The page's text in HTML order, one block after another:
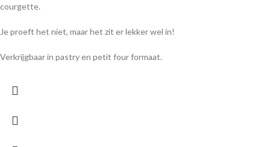
courgette.
Je proeft het niet, maar het zit er lekker wel in!
Verkrijgbaar in pastry en petit four formaat.